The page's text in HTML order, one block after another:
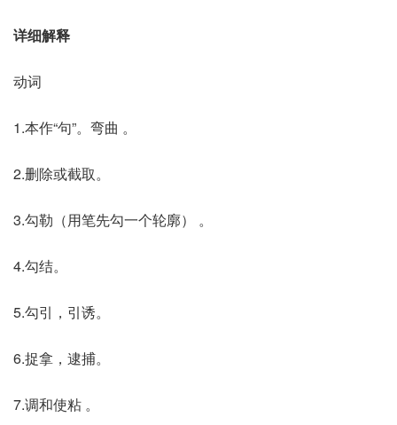
详细解释
动词
1.本作“句”。弯曲 。
2.删除或截取。
3.勾勒（用笔先勾一个轮廓） 。
4.勾结。
5.勾引，引诱。
6.捉拿，逮捕。
7.调和使粘 。